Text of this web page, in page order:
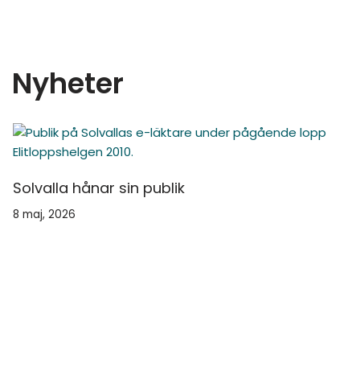
Nyheter
Solvalla hånar sin publik
8 maj, 2026